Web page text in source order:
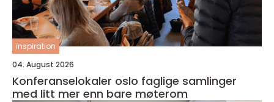
inspiration
04. August 2026
Konferanselokaler oslo faglige samlinger
med litt mer enn bare møterom